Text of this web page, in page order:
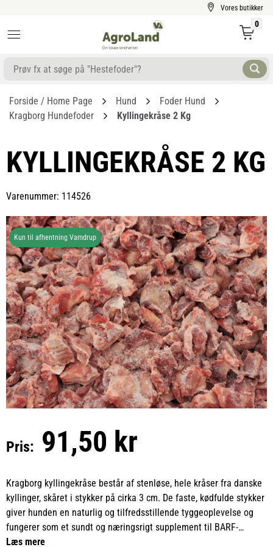
Vores butikker
0
Forside / Home Page Hund
Foder Hund
Kragborg Hundefoder
Kyllingekråse 2 Kg
KYLLINGEKRÅSE 2 KG
Varenummer: 114526
Kun til afhentning Vamdrup
Pris: 91,50 kr
Kragborg kyllingekråse består af stenløse, hele kråser fra danske
kyllinger, skåret i stykker på cirka 3 cm. De faste, kødfulde stykker
giver hunden en naturlig og tilfredsstillende tyggeoplevelse og
fungerer som et sundt og næringsrigt supplement til BARF-
fodringen.
Læs mere